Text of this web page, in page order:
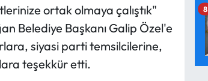
ortak olmaya çalıştık"
Belediye Başkanı Galip Özel'e
siyasi parti temsilcilerine,
teşekkür etti.
8